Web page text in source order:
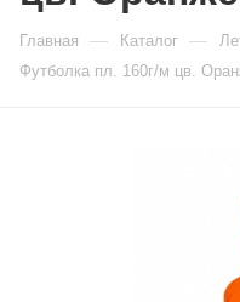
Главная — Каталог —
Футболка пл. 160г/м цв.